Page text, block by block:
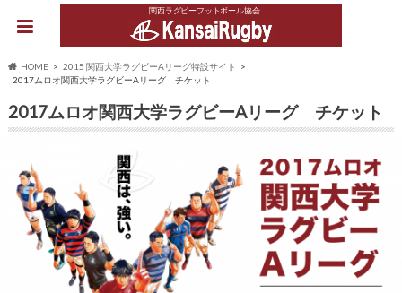
関西ラグビーフットボール協会
HOME
2015 関西大学ラグビーAリーグ特設サイト
2017ムロオ関西大学ラグビーAリーグ チケット
2017ムロオ関西大学ラグビーAリーグ チケット